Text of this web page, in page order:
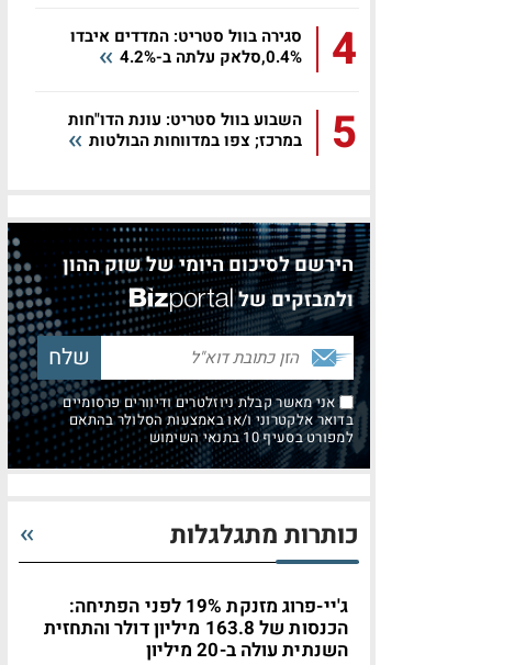
4
סגירה בוול סטריט: המדדים איבדו
0.4%,סלאק עלתה ב-4.2%
5
השבוע בוול סטריט: עונת הדו"חות
במרכז; צפו במדווחות הבולטות
הירשם לסיכום היומי של שוק ההון
ולמבזקים של
אני מאשר קבלת ניוזלטרים ודיוורים פרסומיים
בדואר אלקטרוני ו/או באמצעות הסלולר בהתאם
למפורט בסעיף 10 בתנאי השימוש
כותרות מתגלגלות
ג'יי-פרוג מזנקת 19% לפני הפתיחה:
הכנסות של 163.8 מיליון דולר והתחזית
השנתית עולה ב-20 מיליון